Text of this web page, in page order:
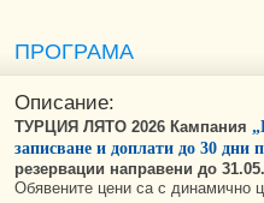
ПРОГРАМА
Описание:
ТУРЦИЯ ЛЯТО 2026 Кампания
записване и доплати до 30 дни
резервации направени до
Обявените цени са с динамично